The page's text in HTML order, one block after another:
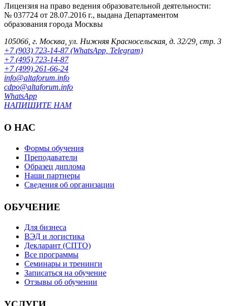
Лицензия на право ведения образовательной деятельности:
№ 037724 от 28.07.2016 г., выдана Департаментом
образования города Москвы
105066, г. Москва, ул. Нижняя Красносельская, д. 32/29, стр. 3
+7 (903) 723-14-87 (WhatsApp, Telegram)
+7 (495) 723-14-87
+7 (499) 261-66-24
info@altaforum.info
cdpo@altaforum.info
WhatsApp
НАПИШИТЕ НАМ
О НАС
Формы обучения
Преподаватели
Образец диплома
Наши партнеры
Сведения об организации
ОБУЧЕНИЕ
Для бизнеса
ВЭД и логистика
Декларант (СПТО)
Все программы
Семинары и тренинги
Записаться на обучение
Отзывы об обучении